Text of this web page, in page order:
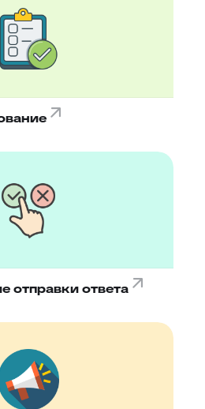
отправки ответа